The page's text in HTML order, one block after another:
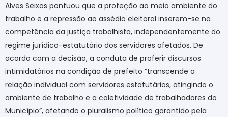
Alves Seixas pontuou que a proteção ao meio ambiente do
trabalho e a repressão ao assédio eleitoral inserem-se na
competência da justiça trabalhista, independentemente do
regime jurídico-estatutário dos servidores afetados. De
acordo com a decisão, a conduta de proferir discursos
intimidatórios na condição de prefeito “transcende a
relação individual com servidores estatutários, atingindo o
ambiente de trabalho e a coletividade de trabalhadores do
Município”, afetando o pluralismo político garantido pela